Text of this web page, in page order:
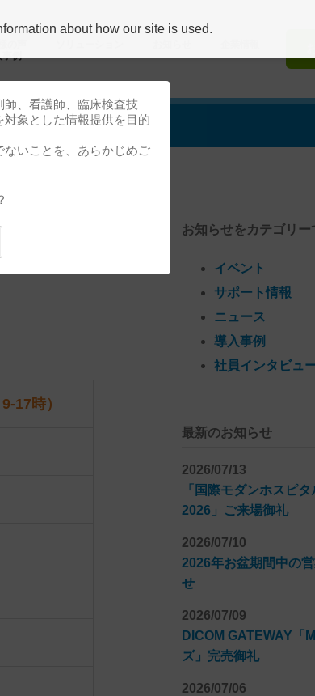
事例
17時）
お知らせをカテゴリー
イベント
サポート情報
ニュース
導入事例
社員インタビュ
最新のお知らせ
2026/07/13
「国際モダンホスピ
2026」ご来場御礼
2026/07/10
2026年お盆期間中の
せ
2026/07/09
DICOM GATEWAY「
ズ」完売御礼
2026/07/06
、看護師、臨床検査技
象とした情報提供を目的
いことを、あらかじめご
about how our site is used.